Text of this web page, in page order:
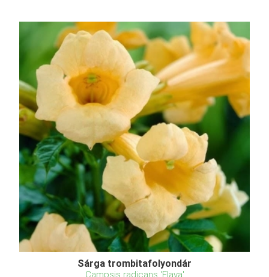
Sárga trombitafolyondár
Campsis radicans 'Flava'